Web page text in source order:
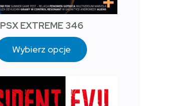
PSX EXTREME 346
Wybierz opcje